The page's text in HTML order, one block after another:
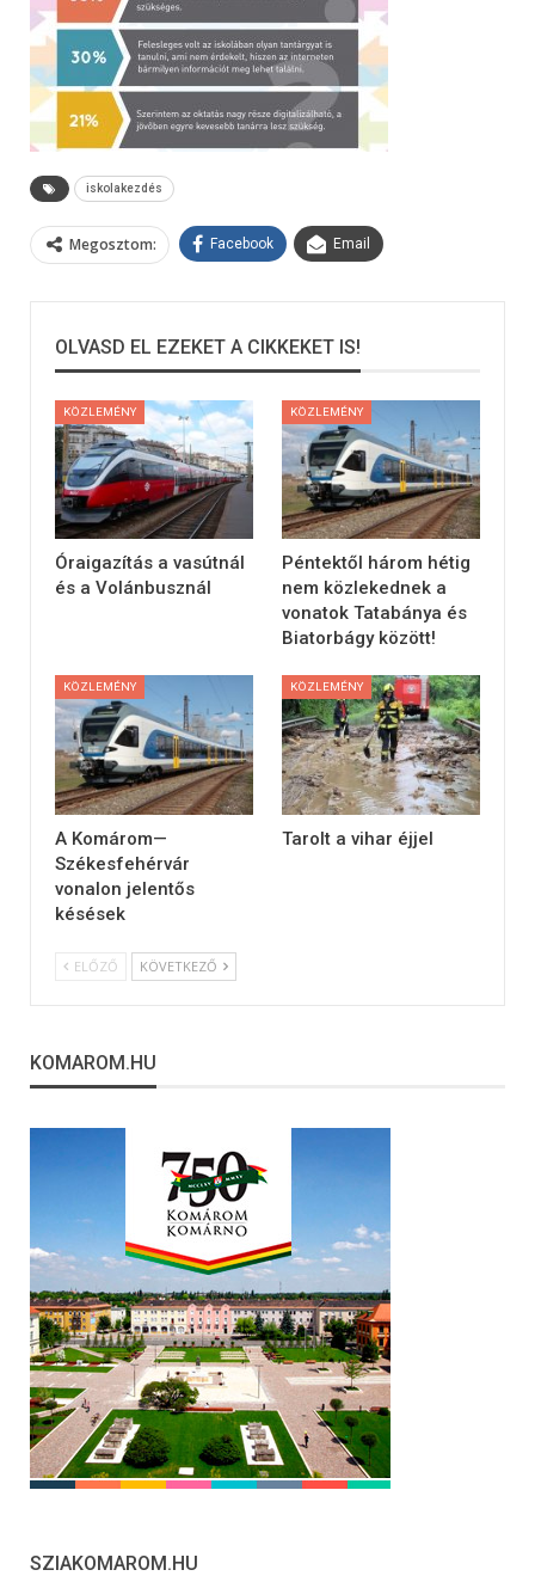
iskolakezdés
Megosztom: Facebook Email
OLVASD EL EZEKET A CIKKEKET IS!
KÖZLEMÉNY
Óraigazítás a vasútnál
és a Volánbusznál
KÖZLEMÉNY
Péntektől három hétig
nem közlekednek a
vonatok Tatabánya és
Biatorbágy között!
KÖZLEMÉNY
A Komárom—
Székesfehérvár
vonalon jelentős
késések
KÖZLEMÉNY
Tarolt a vihar éjjel
ELŐZŐ KÖVETKEZŐ
KOMAROM.HU
SZIAKOMAROM.HU